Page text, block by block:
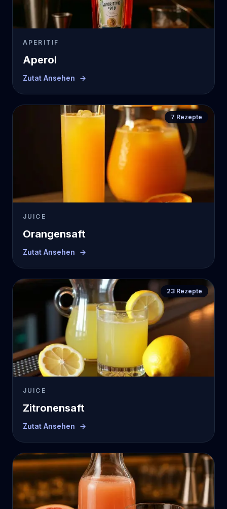
APERITIF
Aperol
Zutat Ansehen
7 Rezepte
JUICE
Orangensaft
Zutat Ansehen
23 Rezepte
JUICE
Zitronensaft
Zutat Ansehen